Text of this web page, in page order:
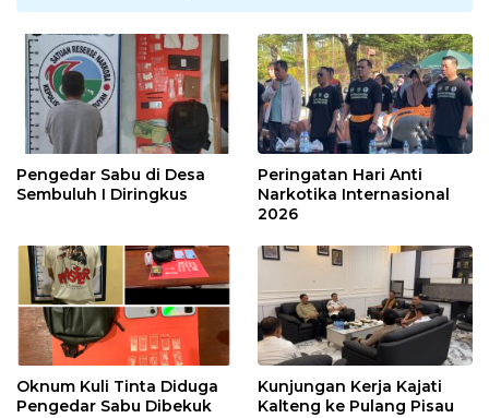
Pengedar Sabu di Desa
Sembuluh I Diringkus
Peringatan Hari Anti
Narkotika Internasional
2026
Oknum Kuli Tinta Diduga
Pengedar Sabu Dibekuk
Kunjungan Kerja Kajati
Kalteng ke Pulang Pisau